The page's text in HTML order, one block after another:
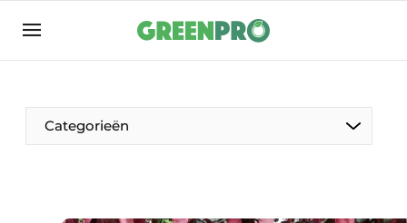
Aanmelden
Bedrijven
Contact
Categorieën